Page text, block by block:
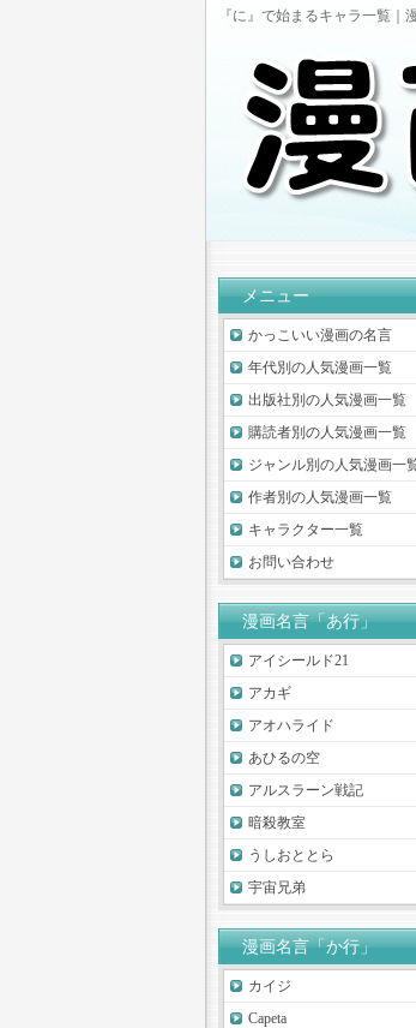
『に』で始まるキャラ一覧｜
メニュー
かっこいい漫画の名言
年代別の人気漫画一覧
出版社別の人気漫画一覧
購読者別の人気漫画一覧
ジャンル別の人気漫画一
作者別の人気漫画一覧
キャラクター一覧
お問い合わせ
漫画名言「あ行」
アイシールド21
アカギ
アオハライド
あひるの空
アルスラーン戦記
暗殺教室
うしおととら
宇宙兄弟
漫画名言「か行」
カイジ
Capeta